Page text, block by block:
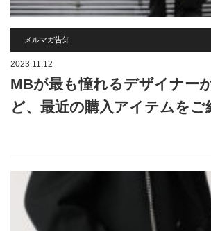
メルマガ告知
2023.11.12
MBが最も憧れるデザイナー
ど、最近の購入アイテムをご